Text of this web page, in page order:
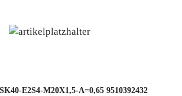
E2S4-M20X1,5-A=0,65 9510392432